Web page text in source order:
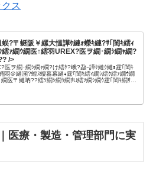
ス
?〒蜒阪￥縲大慍譁ｹ縺ｫ蠑ｷ縺?ｻ｢閨ｷ繧ｨ
繧ｧ繝ｳ繝医↑繧羽UREX?医ヲ繝･繝ｼ繝ｬ繝?
/>
医ヲ繝･繝ｼ繝ｬ繝?け繧ｹ?峨?蝨ｰ譁ｹ縺ｸ縺ｮ霆｢閨ｷ
悶＠縺溷?蝗ｽ螻暮幕縺ｮ霆｢閨ｷ繧ｨ繝ｼ繧ｸ繧ｧ繝ｳ繝
繝医〒縺吶??繧ｿ繝ｼ繝ｳ繝ｻU繧ｿ繝ｼ繝ｳ霆｢閨ｷ繝ｻ豎
医療・製造・管理部門に実